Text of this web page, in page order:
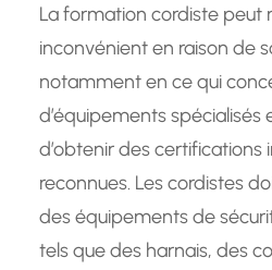
La formation cordiste peut
inconvénient en raison de
notamment en ce qui
d’équipements spécialisés
d’obtenir des certifications
reconnues. Les cordistes
des équipements de
tels que des harnais, des